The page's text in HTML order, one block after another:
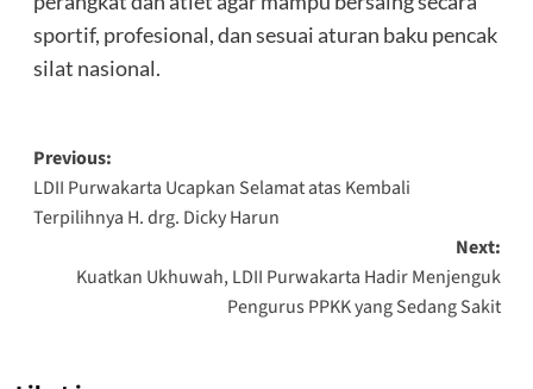
sportif, profesional, dan sesuai aturan baku pencak
silat nasional.
Post
navigation
Previous:
LDII Purwakarta Ucapkan Selamat atas Kembali
Terpilihnya H. drg. Dicky Harun
Next:
Kuatkan Ukhuwah, LDII Purwakarta Hadir Menjenguk
Pengurus PPKK yang Sedang Sakit